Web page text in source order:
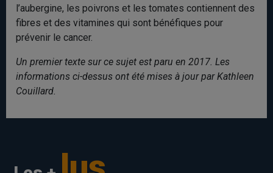
l’aubergine, les poivrons et les tomates contiennent des
fibres et des vitamines qui sont bénéfiques pour
prévenir le cancer.
Un premier texte sur ce sujet est paru en 2017. Les
informations ci-dessus ont été mises à jour par Kathleen
Couillard.